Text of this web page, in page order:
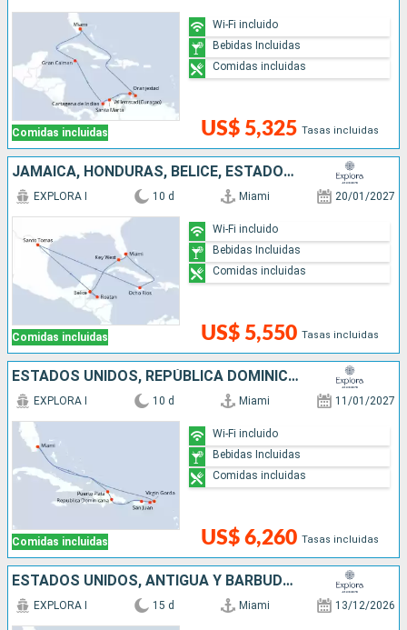
Comidas incluidas US$ 5,325 Tasas incluidas
Wi-Fi incluido
Bebidas Incluidas
Comidas incluidas
JAMAICA, HONDURAS, BELICE, ESTADOS UNIDOS
Comidas incluidas
EXPLORA I 10 d Miami 20/01/2027
US$ 5,550 Tasas incluidas
Wi-Fi incluido
Bebidas Incluidas
Comidas incluidas
ESTADOS UNIDOS, REPÚBLICA DOMINICANA, PUERTO RICO
Comidas incluidas
EXPLORA I 10 d Miami 11/01/2027
US$ 6,260 Tasas incluidas
Wi-Fi incluido
Bebidas Incluidas
Comidas incluidas
ESTADOS UNIDOS, ANTIGUA Y BARBUDA, SAN MARTÍN, PUERTO RICO, FRANCIA
EXPLORA I 15 d Miami 13/12/2026